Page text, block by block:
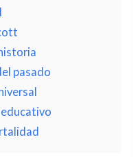
pasado